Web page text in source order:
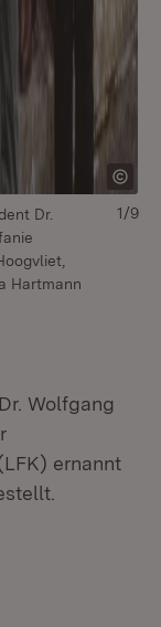
Dr.
Hartmann
1/9
Wolfgang
ernannt